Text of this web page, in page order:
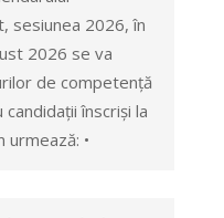
sesiunea 2026, în
2026 se va
de competență
înscriși la
urmează: •